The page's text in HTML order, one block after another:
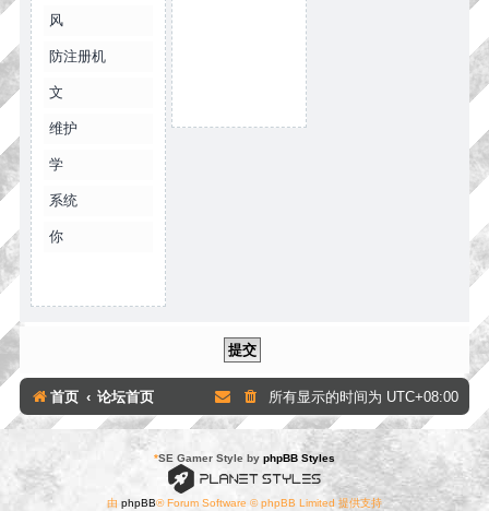
风
防注册机
文
维护
学
系统
你
首页 论坛首页 所有显示的时间为 UTC+08:00
*SE Gamer Style by phpBB Styles
由 phpBB® Forum Software © phpBB Limited 提供支持